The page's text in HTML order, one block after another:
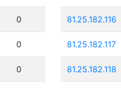
0
0
0
81.25.182.116
81.25.182.117
81.25.182.118